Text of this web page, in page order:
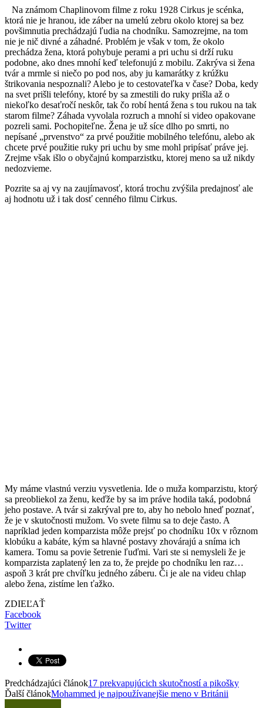
Na známom Chaplinovom filme z roku 1928 Cirkus je scénka,
ktorá nie je hranou, ide záber na umelú zebru okolo ktorej sa bez
povšimnutia prechádzajú ľudia na chodníku. Samozrejme, na tom
nie je nič divné a záhadné. Problém je však v tom, že okolo
prechádza žena, ktorá pohybuje perami a pri uchu si drží ruku
podobne, ako dnes mnohí keď telefonujú z mobilu. Zakrýva si žena
tvár a mrmle si niečo po pod nos, aby ju kamarátky z krúžku
štrikovania nespoznali? Alebo je to cestovateľka v čase? Doba, kedy
na svet prišli telefóny, ktoré by sa zmestili do ruky prišla až o
niekoľko desaťročí neskôr, tak čo robí hentá žena s tou rukou na tak
starom filme? Záhada vyvolala rozruch a mnohí si video opakovane
pozreli sami. Pochopiteľne. Žena je už síce dlho po smrti, no
nepísané „prvenstvo“ za prvé použitie mobilného telefónu, alebo ak
chcete prvé použitie ruky pri uchu by sme mohl pripísať práve jej.
Zrejme však išlo o obyčajnú komparzistku, ktorej meno sa už nikdy
nedozvieme.
Pozrite sa aj vy na zaujímavosť, ktorá trochu zvýšila predajnosť ale
aj hodnotu už i tak dosť cenného filmu Cirkus.
My máme vlastnú verziu vysvetlenia. Ide o muža komparzistu, ktorý
sa preobliekol za ženu, keďže by sa im práve hodila taká, podobná
jeho postave. A tvár si zakrýval pre to, aby ho nebolo hneď poznať,
že je v skutočnosti mužom. Vo svete filmu sa to deje často. A
napríklad jeden komparzista môže prejsť po chodníku 10x v rôznom
klobúku a kabáte, kým sa hlavné postavy zhovárajú a sníma ich
kamera. Tomu sa povie šetrenie ľuďmi. Vari ste si nemysleli že je
komparzista zaplatený len za to, že prejde po chodníku len raz…
aspoň 3 krát pre chvíľku jedného záberu. Či je ale na videu chlap
alebo žena, zistíme len ťažko.
ZDIEĽAŤ
Facebook
Twitter
Predchádzajúci článok17 prekvapujúcich skutočností a pikošky
Ďalší článokMohammed je najpoužívanejšie meno v Británii